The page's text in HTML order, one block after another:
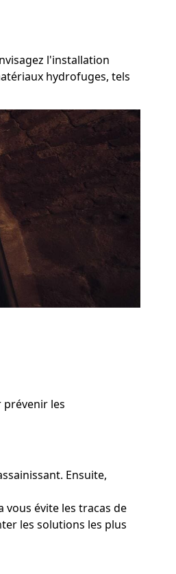
l'installation
hydrofuges, tels
les
Ensuite,
évite les tracas de
les solutions les plus